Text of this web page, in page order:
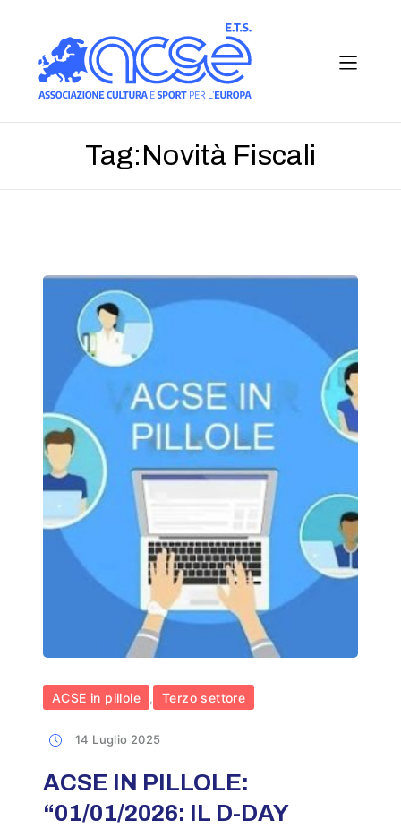
Tag:Novità Fiscali
ACSE in pillole Terzo settore
14 Luglio 2025
ACSE IN PILLOLE:
“01/01/2026: IL D-DAY